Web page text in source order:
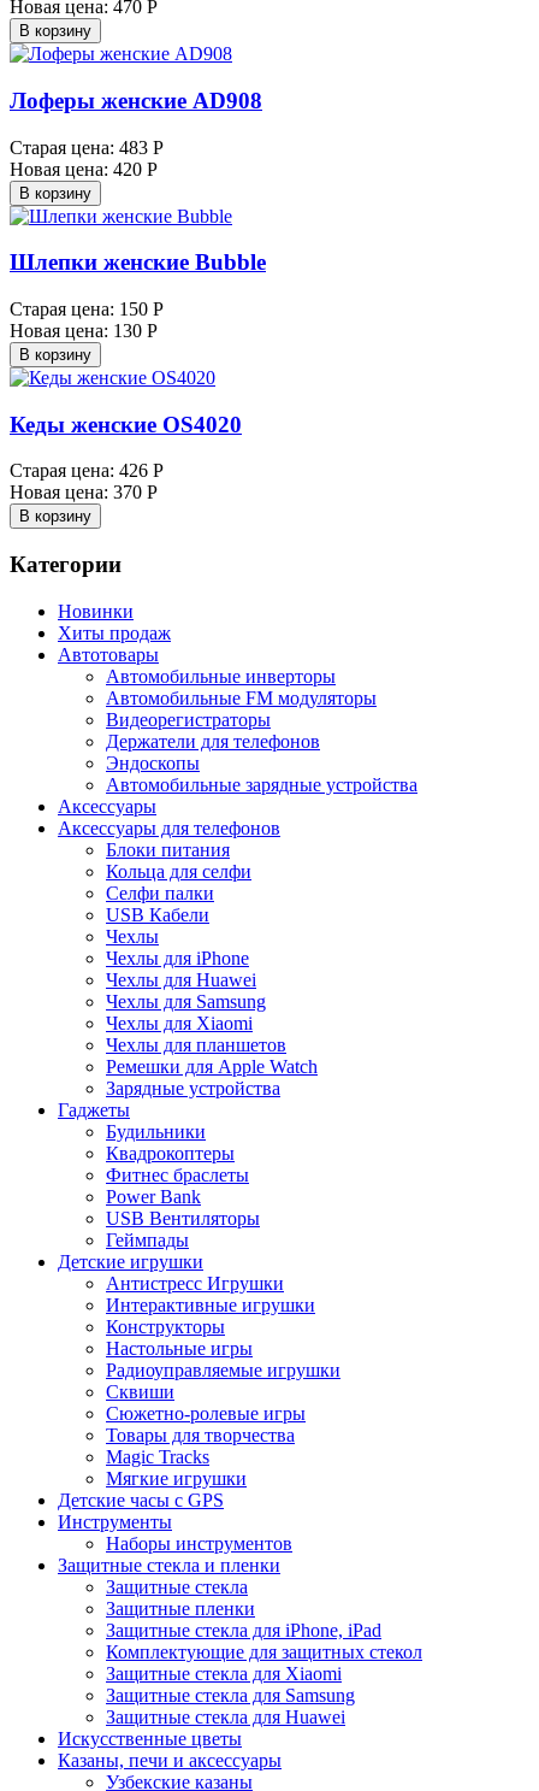
Новая цена: 470 Р
В корзину
Лоферы женские AD908
Старая цена: 483 Р
Новая цена: 420 Р
В корзину
Шлепки женские Bubble
Старая цена: 150 Р
Новая цена: 130 Р
В корзину
Кеды женские OS4020
Старая цена: 426 Р
Новая цена: 370 Р
В корзину
Категории
Новинки
Хиты продаж
Автотовары
Автомобильные инверторы
Автомобильные FM модуляторы
Видеорегистраторы
Держатели для телефонов
Эндоскопы
Автомобильные зарядные устройства
Аксессуары
Аксессуары для телефонов
Блоки питания
Кольца для селфи
Селфи палки
USB Кабели
Чехлы
Чехлы для iPhone
Чехлы для Huawei
Чехлы для Samsung
Чехлы для Xiaomi
Чехлы для планшетов
Ремешки для Apple Watch
Зарядные устройства
Гаджеты
Будильники
Квадрокоптеры
Фитнес браслеты
Power Bank
USB Вентиляторы
Геймпады
Детские игрушки
Антистресс Игрушки
Интерактивные игрушки
Конструкторы
Настольные игры
Радиоуправляемые игрушки
Сквиши
Сюжетно-ролевые игры
Товары для творчества
Magic Tracks
Мягкие игрушки
Детские часы с GPS
Инструменты
Наборы инструментов
Защитные стекла и пленки
Защитные стекла
Защитные пленки
Защитные стекла для iPhone, iPad
Комплектующие для защитных стекол
Защитные стекла для Xiaomi
Защитные стекла для Samsung
Защитные стекла для Huawei
Искусственные цветы
Казаны, печи и аксессуары
Узбекские казаны